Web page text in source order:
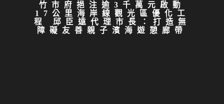
竹市府挹注逾3千萬元啟動
17公里海岸線觀光區優化工
程 邱臣遠代理市長：打造無
障礙友善親子濱海遊憩廊帶